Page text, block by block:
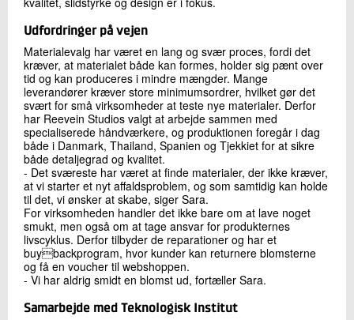
Udfordringer på vejen
Materialevalg har været en lang og svær proces, fordi det
kræver, at materialet både kan formes, holder sig pænt over
tid og kan produceres i mindre mængder. Mange
leverandører kræver store minimumsordrer, hvilket gør det
svært for små virksomheder at teste nye materialer. Derfor
har Reevein Studios valgt at arbejde sammen med
specialiserede håndværkere, og produktionen foregår i dag
både i Danmark, Thailand, Spanien og Tjekkiet for at sikre
både detaljegrad og kvalitet.
- Det sværeste har været at finde materialer, der ikke kræver,
at vi starter et nyt affaldsproblem, og som samtidig kan holde
til det, vi ønsker at skabe, siger Sara.
For virksomheden handler det ikke bare om at lave noget
smukt, men også om at tage ansvar for produkternes
livscyklus. Derfor tilbyder de reparationer og har et
buybackprogram, hvor kunder kan returnere blomsterne
og få en voucher til webshoppen.
- Vi har aldrig smidt en blomst ud, fortæller Sara.
Samarbejde med Teknologisk Institut